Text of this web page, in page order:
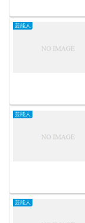
芸能人
芸能人
芸能人